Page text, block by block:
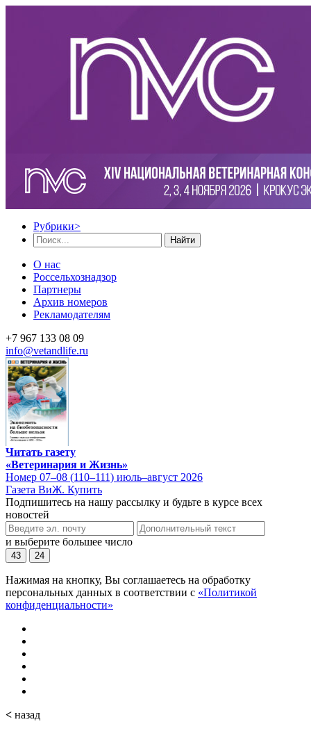
Рубрики>
Найти
О нас
Россельхознадзор
Партнеры
Архив номеров
Рекламодателям
+7 967 133 08 09
info@vetandlife.ru
Читать газету
«Ветеринария и Жизнь»
Номер 07–08 (110–111) июль–август 2026
Газета ВиЖ. Купить
Подпишитесь на нашу рассылку и будьте в курсе всех
новостей
и выберите большее число
43 24
Нажимая на кнопку, Вы соглашаетесь на обработку
персональных данных в соответствии с «Политикой
конфиденциальности»
< назад